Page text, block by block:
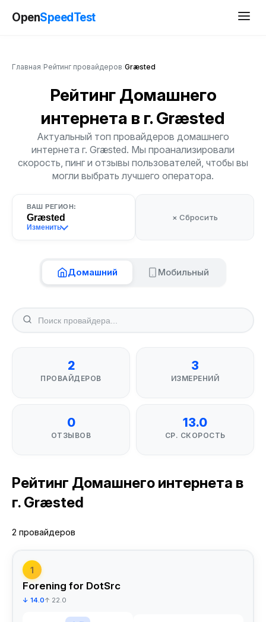
OpenSpeedTest
Главная Рейтинг провайдеров Græsted
Рейтинг Домашнего
интернета в г. Græsted
Актуальный топ провайдеров домашнего
интернета г. Græsted. Мы проанализировали
скорость, пинг и отзывы пользователей, чтобы вы
могли выбрать лучшего оператора.
ВАШ РЕГИОН:
Græsted
Изменить
× Сбросить
Домашний Мобильный
2
ПРОВАЙДЕРОВ
3
ИЗМЕРЕНИЙ
0
ОТЗЫВОВ
13.0
СР. СКОРОСТЬ
Рейтинг Домашнего интернета в
г. Græsted
2 провайдеров
1
Forening for DotSrc
↓ 14.0↑ 22.0